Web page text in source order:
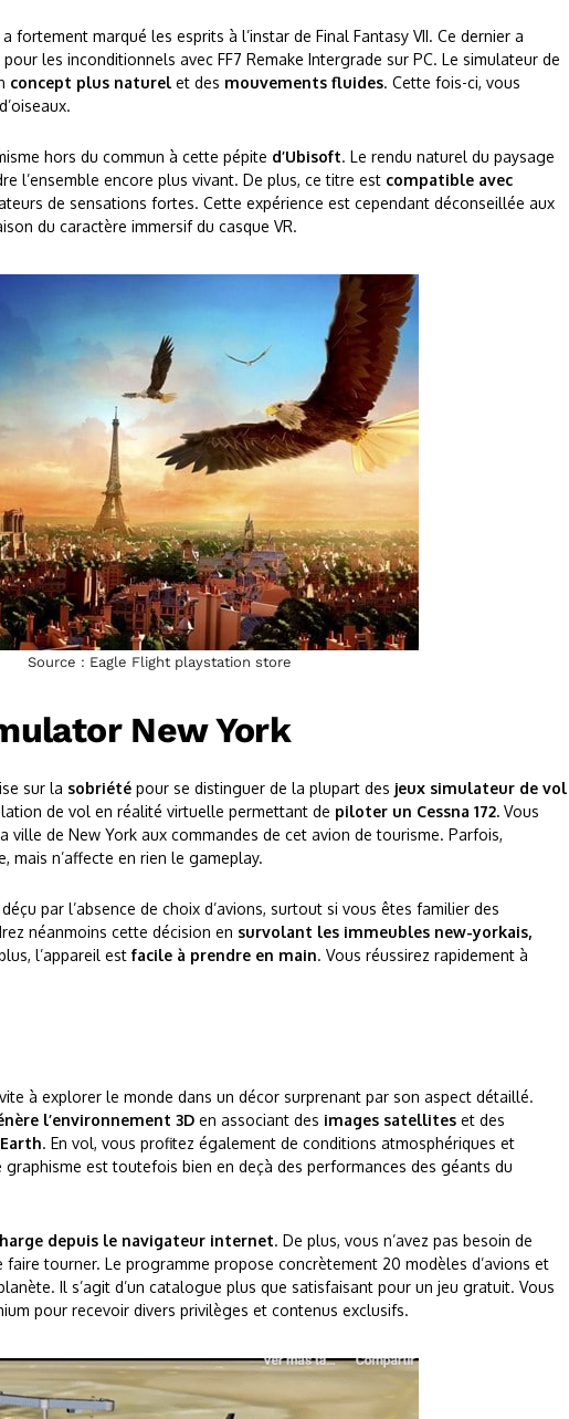
fortement marqué les esprits à l’instar de Final Fantasy VII. Ce dernier a
les inconditionnels avec FF7 Remake Intergrade sur PC. Le simulateur de
concept plus naturel et des mouvements fluides. Cette fois-ci, vous
hors du commun à cette pépite d’Ubisoft. Le rendu naturel du paysage
l’ensemble encore plus vivant. De plus, ce titre est compatible avec
de sensations fortes. Cette expérience est cependant déconseillée aux
du caractère immersif du casque VR.
Source : Eagle Flight playstation store
New York
sur la sobriété pour se distinguer de la plupart des jeux simulateur de vol
de vol en réalité virtuelle permettant de piloter un Cessna 172. Vous
ville de New York aux commandes de cet avion de tourisme. Parfois,
mais n’affecte en rien le gameplay.
par l’absence de choix d’avions, surtout si vous êtes familier des
néanmoins cette décision en survolant les immeubles new-yorkais,
l’appareil estfacile à prendre en main. Vous réussirez rapidement à
à explorer le monde dans un décor surprenant par son aspect détaillé.
l’environnement 3D en associant des images satellites et des
. En vol, vous profitez également de conditions atmosphériques et
est toutefois bien en deçà des performances des géants du
depuis le navigateur internet. De plus, vous n’avez pas besoin de
tourner. Le programme propose concrètement 20 modèles d’avions et
Il s’agit d’un catalogue plus que satisfaisant pour un jeu gratuit. Vous
pour recevoir divers privilèges et contenus exclusifs.